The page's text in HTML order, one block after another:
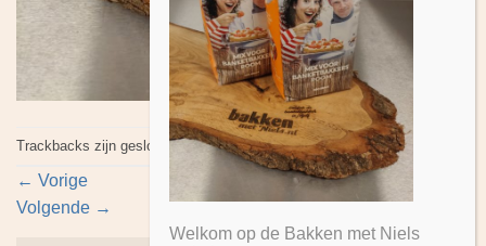
Trackbacks zijn gesloten, maar je kaneen reactie plaatsen.
← Vorige
Volgende →
Welkom op de Bakken met Niels